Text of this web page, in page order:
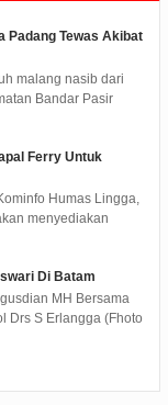
Padang Tewas Akibat
malang nasib dari
Bandar Pasir
Ferry Untuk
Humas Lingga,
menyediakan
Di Batam
MH Bersama
Drs S Erlangga (Fhoto